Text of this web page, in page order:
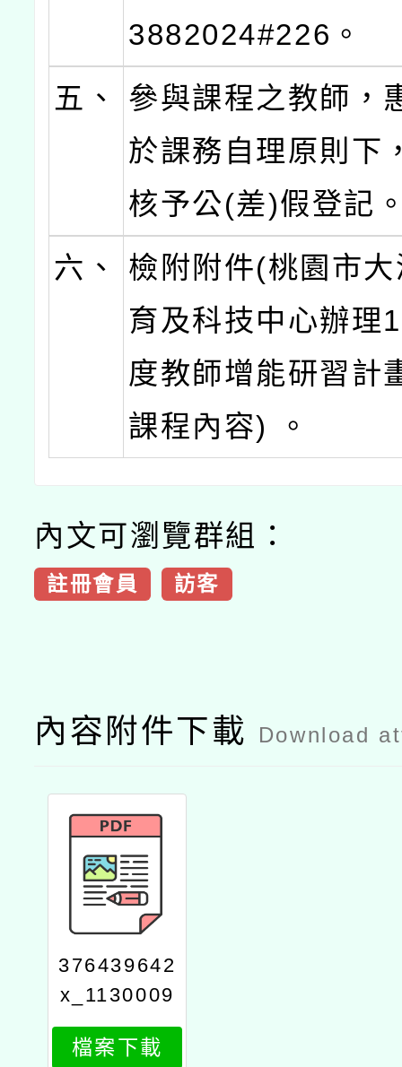
3882024#226。
五、
參與課程之教師，
於課務自理原則下
核予公(差)假登記
六、
檢附附件(桃園市
育及科技中心辦理
度教師增能研習計
課程內容) 。
內文可瀏覽群組：
註冊會員 訪客
內容附件下載 Download
376439642
x_1130009
526_attach
1
檔案下載